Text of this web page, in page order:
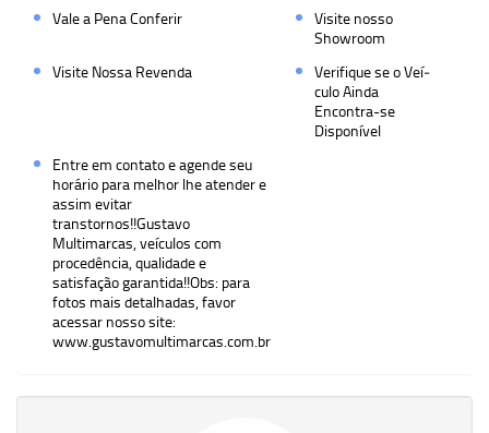
Vale a Pena Conferir
Visite nosso
Showroom
Visite Nossa Revenda
Verifique se o Veí­
culo Ainda
Encontra-se
Disponível
Entre em contato e agende seu
horário para melhor lhe atender e
assim evitar
transtornos!!Gustavo
Multimarcas, veículos com
procedência, qualidade e
satisfação garantida!!Obs: para
fotos mais detalhadas, favor
acessar nosso site:
www.gustavomultimarcas.com.br